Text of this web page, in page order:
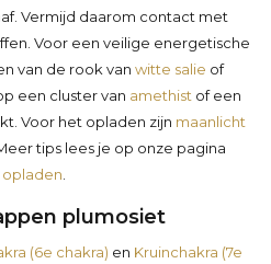
Vermijd daarom contact met
Voor een veilige energetische
van de rook van witte salie of
een cluster van amethist of een
Voor het opladen zijn maanlicht
tips lees je op onze pagina
plumosiet
(6e chakra) en Kruinchakra (7e